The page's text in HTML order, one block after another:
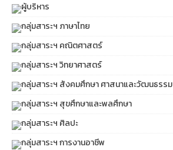
ผู้บริหาร
กลุ่มสาระฯ ภาษาไทย
กลุ่มสาระฯ คณิตศาสตร์
กลุ่มสาระฯ วิทยาศาสตร์
กลุ่มสาระฯ สังคมศึกษา ศาสนาและวัฒนธรรม
กลุ่มสาระฯ สุขศึกษาและพลศึกษา
กลุ่มสาระฯ ศิลปะ
กลุ่มสาระฯ การงานอาชีพ